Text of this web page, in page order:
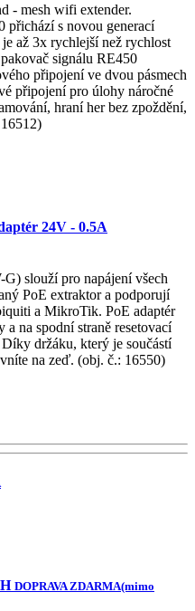
- mesh wifi extender.
s novou generací
až 3x rychlejší než rychlost
signálu RE450
připojení ve dvou pásmech
připojení pro úlohy náročné
hraní her bez zpoždění,
24V - 0.5A
slouží pro napájení všech
PoE extraktor a podporují
a MikroTik. PoE adaptér
na spodní straně resetovací
držáku, který je součástí
na zeď. (obj. č.: 16550)
DOPRAVA ZDARMA(mimo